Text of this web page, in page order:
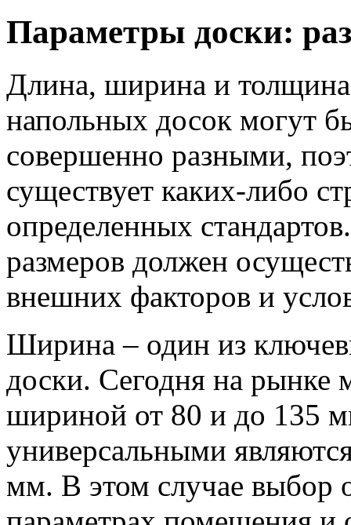
Параметры доски:
Длина, ширина и толщина
напольных досок могут
совершенно разными,
существует каких-либо
определенных
размеров должен
внешних факторов и
Ширина – один из
доски. Сегодня на рынке
шириной от 80 и до 135
универсальными
мм. В этом случае выбор